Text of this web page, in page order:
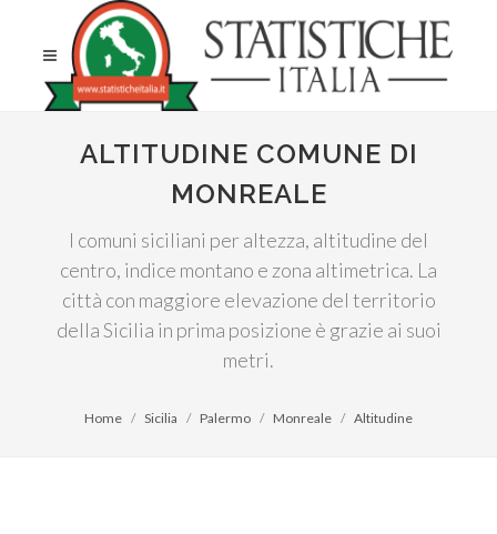
ALTITUDINE COMUNE DI
MONREALE
I comuni siciliani per altezza, altitudine del
centro, indice montano e zona altimetrica. La
città con maggiore elevazione del territorio
della Sicilia in prima posizione è grazie ai suoi
metri.
Home Sicilia Palermo Monreale Altitudine